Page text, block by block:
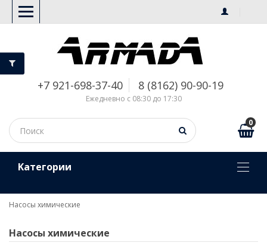
+7 921-698-37-40 8 (8162) 90-90-19
Ежедневно с 08:30 до 17:30
0
Kатегории
Насосы химические
Насосы химические